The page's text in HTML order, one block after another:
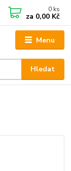
Menu
Hledat
0 ks
za 0,00 Kč